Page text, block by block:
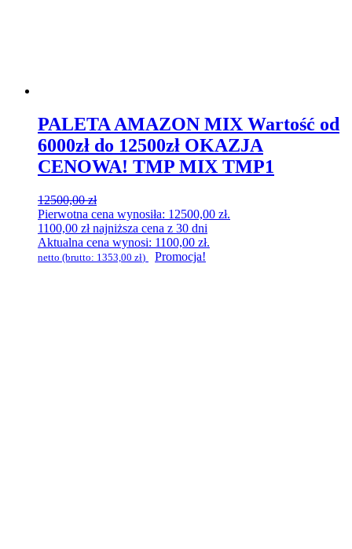
PALETA AMAZON MIX Wartość od
6000zł do 12500zł OKAZJA
CENOWA! TMP MIX TMP1
12500,00zł
Pierwotna cena wynosiła: 12500,00 zł.
1100,00 złnajniższa cena z 30 dni
Aktualna cena wynosi: 1100,00 zł.
netto (brutto: 1353,00 zł) Promocja!